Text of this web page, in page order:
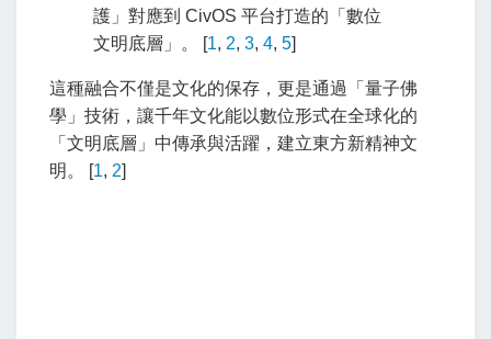
護」對應到 CivOS 平台打造的「數位
文明底層」。
[1, 2, 3, 4, 5]
這種融合不僅是文化的保存，更是通過「量子佛
學」技術，讓千年文化能以數位形式在全球化的
「文明底層」中傳承與活躍，建立東方新精神文
明。 [1, 2]